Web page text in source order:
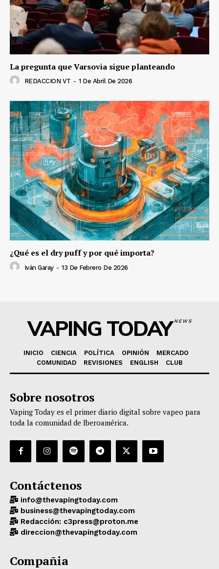
La pregunta que Varsovia sigue planteando
REDACCION VT - 1 De Abril De 2026
¿Qué es el dry puff y por qué importa?
Iván Garay - 13 De Febrero De 2026
VAPING TODAYNEWS
INICIO CIENCIA POLÍTICA OPINIÓN
MERCADO
COMUNIDAD
REVISIONES ENGLISH CLUB
Sobre nosotros
Vaping Today es el primer diario digital sobre vapeo para
toda la comunidad de Iberoamérica.
Contáctenos
info@thevapingtoday.com
business@thevapingtoday.com
Redacción: c3press@proton.me
direccion@thevapingtoday.com
Compañia